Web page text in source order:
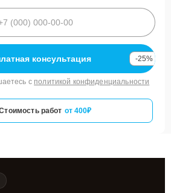
консультация -25%
с политикой конфиденциальности
работ от 400₽